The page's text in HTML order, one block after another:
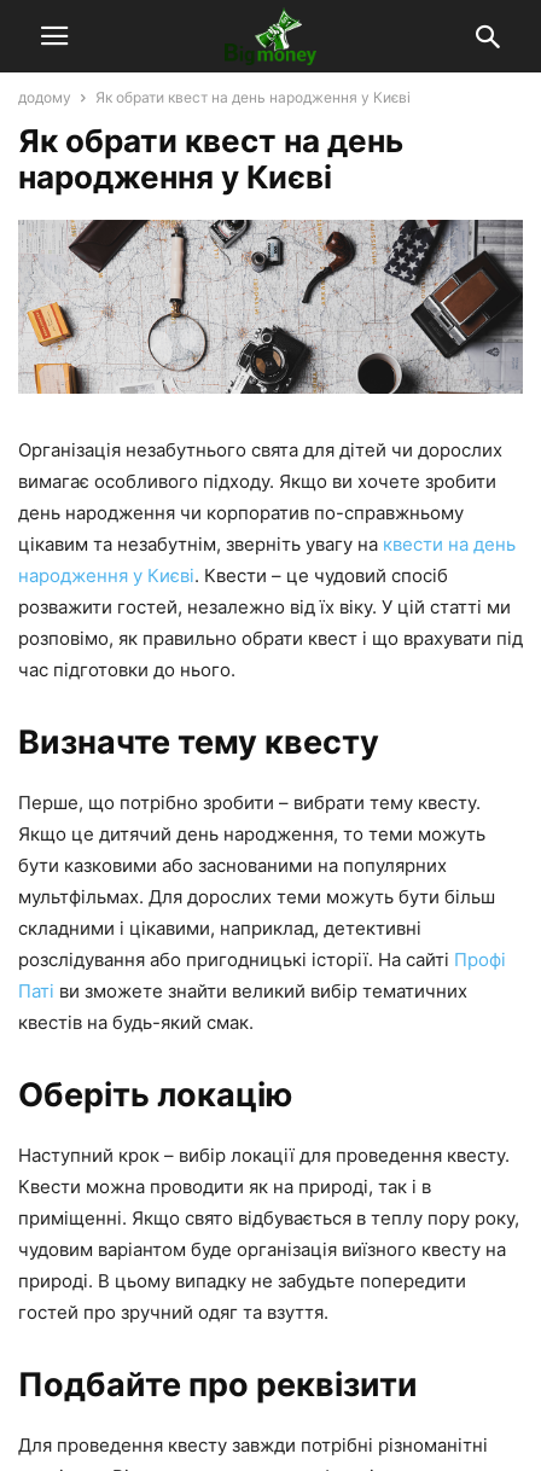
додому Як обрати квест на день народження у Києві
Як обрати квест на день
народження у Києві
Організація незабутнього свята для дітей чи дорослих
вимагає особливого підходу. Якщо ви хочете зробити
день народження чи корпоратив по-справжньому
цікавим та незабутнім, зверніть увагу на квести на день
народження у Києві. Квести – це чудовий спосіб
розважити гостей, незалежно від їх віку. У цій статті ми
розповімо, як правильно обрати квест і що врахувати під
час підготовки до нього.
Визначте тему квесту
Перше, що потрібно зробити – вибрати тему квесту.
Якщо це дитячий день народження, то теми можуть
бути казковими або заснованими на популярних
мультфільмах. Для дорослих теми можуть бути більш
складними і цікавими, наприклад, детективні
розслідування або пригодницькі історії. На сайті Профі
Паті ви зможете знайти великий вибір тематичних
квестів на будь-який смак.
Оберіть локацію
Наступний крок – вибір локації для проведення квесту.
Квести можна проводити як на природі, так і в
приміщенні. Якщо свято відбувається в теплу пору року,
чудовим варіантом буде організація виїзного квесту на
природі. В цьому випадку не забудьте попередити
гостей про зручний одяг та взуття.
Подбайте про реквізити
Для проведення квесту завжди потрібні різноманітні